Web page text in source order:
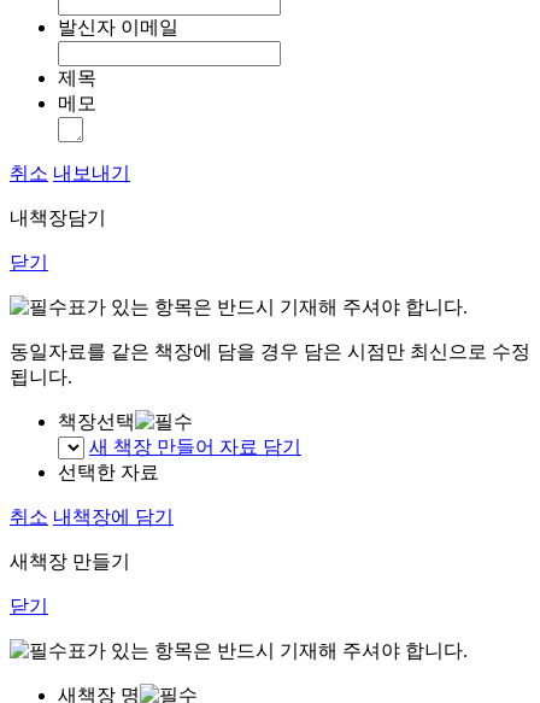
발신자 이메일
제목
메모
취소 내보내기
내책장담기
닫기
표가 있는 항목은 반드시 기재해 주셔야 합니다.
동일자료를 같은 책장에 담을 경우 담은 시점만 최신으로 수정
됩니다.
책장선택
새 책장 만들어 자료 담기
선택한 자료
취소 내책장에 담기
새책장 만들기
닫기
표가 있는 항목은 반드시 기재해 주셔야 합니다.
새책장 명